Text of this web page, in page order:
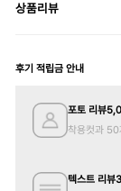
상품리뷰
후기 적립금 안내
포토 리뷰
착용컷과 50
텍스트 리뷰